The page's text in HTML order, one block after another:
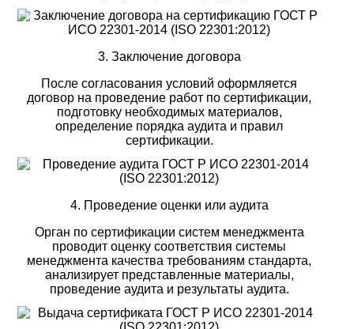
3. Заключение договора
После согласования условий оформляется
договор на проведение работ по сертификации,
подготовку необходимых материалов,
определение порядка аудита и правил
сертификации.
4. Проведение оценки или аудита
Орган по сертификации систем менеджмента
проводит оценку соответствия системы
менеджмента качества требованиям стандарта,
анализирует представленные материалы,
проведение аудита и результаты аудита.